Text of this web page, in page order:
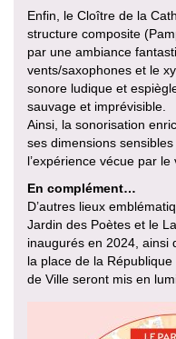
Enfin, le Cloître de la
structure composite
par une ambiance
vents/saxophones et le
sonore ludique et
sauvage et imprévisible.
Ainsi, la sonorisation
ses dimensions
l’expérience vécue par le
En complément…
D’autres lieux
Jardin des Poètes et le
inaugurés en 2024, ainsi
la place de la
de Ville seront mis en